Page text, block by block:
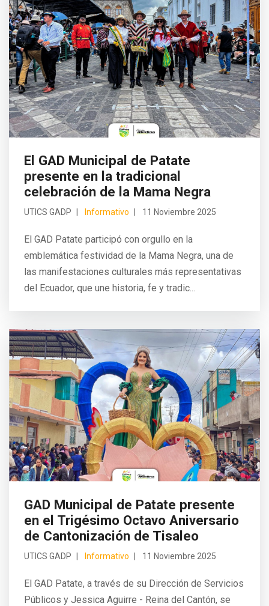
El GAD Municipal de Patate
presente en la tradicional
celebración de la Mama Negra
UTICS GADP Informativo 11 Noviembre 2025
El GAD Patate participó con orgullo en la
emblemática festividad de la Mama Negra, una de
las manifestaciones culturales más representativas
del Ecuador, que une historia, fe y tradic...
GAD Municipal de Patate presente
en el Trigésimo Octavo Aniversario
de Cantonización de Tisaleo
UTICS GADP Informativo 11 Noviembre 2025
El GAD Patate, a través de su Dirección de Servicios
Públicos y Jessica Aguirre - Reina del Cantón, se